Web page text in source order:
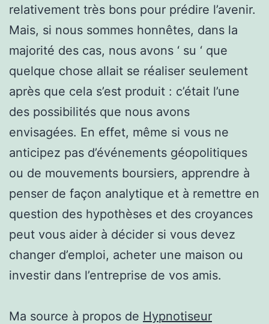
relativement très bons pour prédire l’avenir.
Mais, si nous sommes honnêtes, dans la
majorité des cas, nous avons ‘ su ‘ que
quelque chose allait se réaliser seulement
après que cela s’est produit : c’était l’une
des possibilités que nous avons
envisagées. En effet, même si vous ne
anticipez pas d’événements géopolitiques
ou de mouvements boursiers, apprendre à
penser de façon analytique et à remettre en
question des hypothèses et des croyances
peut vous aider à décider si vous devez
changer d’emploi, acheter une maison ou
investir dans l’entreprise de vos amis.
Ma source à propos de Hypnotiseur